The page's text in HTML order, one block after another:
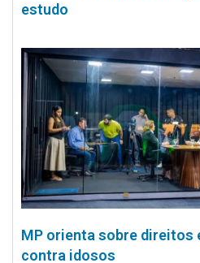
estudo
MP orienta sobre direitos
contra idosos